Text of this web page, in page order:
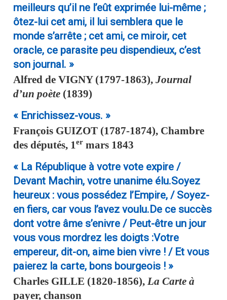
meilleurs qu’il ne l’eût exprimée lui-même ;
ôtez-lui cet ami, il lui semblera que le
monde s’arrête ; cet ami, ce miroir, cet
oracle, ce parasite peu dispendieux, c’est
son journal. »
Alfred deVIGNY(1797-1863),Journal
d’un poète (1839)
« Enrichissez-vous. »
François GUIZOT (1787-1874), Chambre
des députés, 1er mars 1843
« La République à votre vote expire /
Devant Machin, votre unanime élu.Soyez
heureux : vous possédez l’Empire, / Soyez-
en fiers, car vous l’avez voulu.De ce succès
dont votre âme s’enivre / Peut-être un jour
vous vous mordrez les doigts :Votre
empereur, dit-on, aime bien vivre ! / Et vous
paierez la carte, bons bourgeois ! »
Charles GILLE (1820-1856), La Carte à
payer, chanson